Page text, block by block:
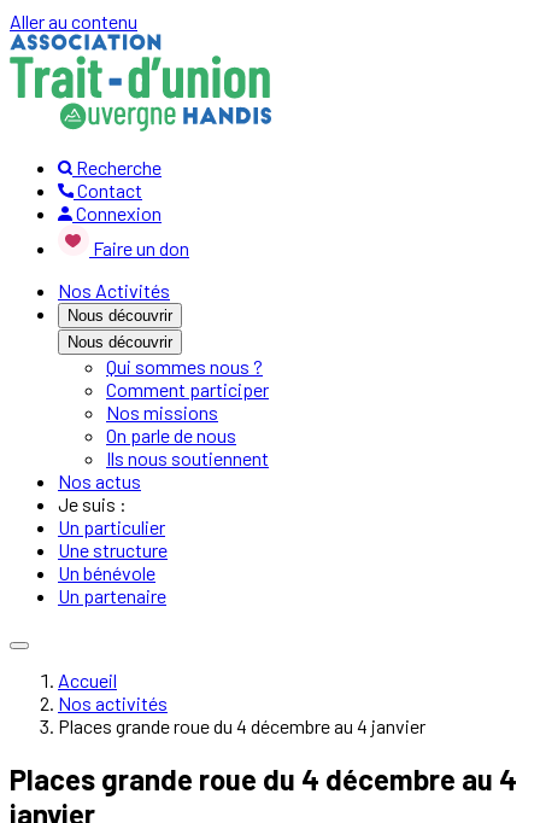
Aller au contenu
Recherche
Contact
Connexion
Faire un don
Nos Activités
Nous découvrir
Nous découvrir
Qui sommes nous ?
Comment participer
Nos missions
On parle de nous
Ils nous soutiennent
Nos actus
Je suis :
Un particulier
Une structure
Un bénévole
Un partenaire
Accueil
Nos activités
Places grande roue du 4 décembre au 4 janvier
Places grande roue du 4 décembre au 4
janvier